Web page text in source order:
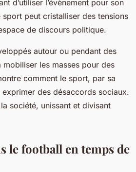
d’utiliser l’évènement pour son
peut cristalliser des tensions
de discours politique.
autour ou pendant des
les masses pour des
comment le sport, par sa
des désaccords sociaux.
société, unissant et divisant
le football en temps de